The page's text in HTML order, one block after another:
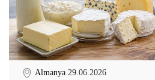
Almanya 29.06.2026